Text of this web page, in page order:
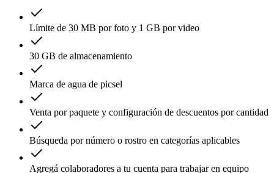
Límite de 30 MB por foto y 1 GB por video
30 GB de almacenamiento
Marca de agua de picsel
Venta por paquete y configuración de descuentos por cantidad
Búsqueda por número o rostro en categorías aplicables
Agregá colaboradores a tu cuenta para trabajar en equipo